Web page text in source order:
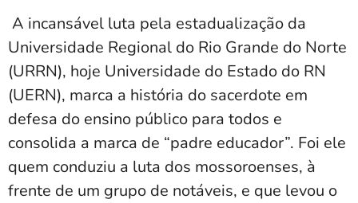
A incansável luta pela estadualização da
Universidade Regional do Rio Grande do Norte
(URRN), hoje Universidade do Estado do RN
(UERN), marca a história do sacerdote em
defesa do ensino público para todos e
consolida a marca de “padre educador”. Foi ele
quem conduziu a luta dos mossoroenses, à
frente de um grupo de notáveis, e que levou o